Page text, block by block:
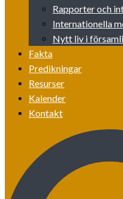
Rapporter och
Internationella
Nytt liv i
Fakta
Predikningar
Resurser
Kalender
Kontakt